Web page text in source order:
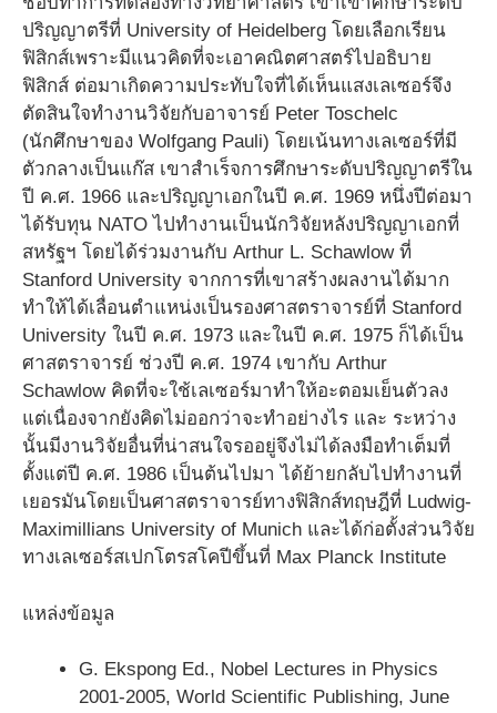
ปริญญาตรีที่ University of Heidelberg โดยเลือกเรียน
ฟิสิกส์เพราะมีแนวคิดที่จะเอาคณิตศาสตร์ไปอธิบาย
ฟิสิกส์ ต่อมาเกิดความประทับใจที่ได้เห็นแสงเลเซอร์จึง
ตัดสินใจทำงานวิจัยกับอาจารย์ Peter Toschelc
(นักศึกษาของ Wolfgang Pauli) โดยเน้นทางเลเซอร์ที่มี
ตัวกลางเป็นแก๊ส เขาสำเร็จการศึกษาระดับปริญญาตรีใน
ปี ค.ศ. 1966 และปริญญาเอกในปี ค.ศ. 1969 หนึ่งปีต่อมา
ได้รับทุน NATO ไปทำงานเป็นนักวิจัยหลังปริญญาเอกที่
สหรัฐฯ โดยได้ร่วมงานกับ Arthur L. Schawlow ที่
Stanford University จากการที่เขาสร้างผลงานได้มาก
ทำให้ได้เลื่อนตำแหน่งเป็นรองศาสตราจารย์ที่ Stanford
University ในปี ค.ศ. 1973 และในปี ค.ศ. 1975 ก็ได้เป็น
ศาสตราจารย์ ช่วงปี ค.ศ. 1974 เขากับ Arthur
Schawlow คิดที่จะใช้เลเซอร์มาทำให้อะตอมเย็นตัวลง
แต่เนื่องจากยังคิดไม่ออกว่าจะทำอย่างไร และ ระหว่าง
นั้นมีงานวิจัยอื่นที่น่าสนใจรออยู่จึงไม่ได้ลงมือทำเต็มที่
ตั้งแต่ปี ค.ศ. 1986 เป็นต้นไปมา ได้ย้ายกลับไปทำงานที่
เยอรมันโดยเป็นศาสตราจารย์ทางฟิสิกส์ทฤษฎีที่ Ludwig-
Maximillians University of Munich และได้ก่อตั้งส่วนวิจัย
ทางเลเซอร์สเปกโตรสโคปีขึ้นที่ Max Planck Institute
แหล่งข้อมูล
G. Ekspong Ed., Nobel Lectures in Physics
2001-2005, World Scientific Publishing, June